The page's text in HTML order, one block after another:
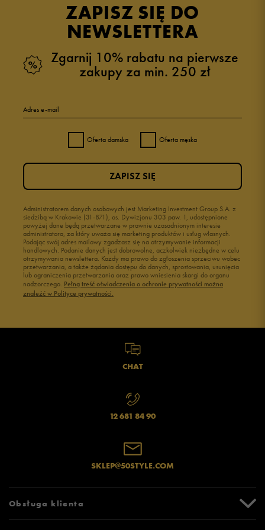
ZAPISZ SIĘ DO
NEWSLETTERA
Zgarnij 10% rabatu na pierwsze
zakupy za min. 250 zł
Adres e-mail
Oferta damska Oferta męska
Administratorem danych osobowych jest Marketing Investment Group S.A. z
siedzibą w Krakowie (31-871), os. Dywizjonu 303 paw. 1, udostępnione
powyżej dane będą przetwarzane w prawnie uzasadnionym interesie
administratora, za który uważa się marketing produktów i usług własnych.
Podając swój adres mailowy zgadzasz się na otrzymywanie informacji
handlowych. Podanie danych jest dobrowolne, aczkolwiek niezbędne w celu
otrzymywania newslettera. Każdy ma prawo do zgłoszenia sprzeciwu wobec
przetwarzania, a także żądania dostępu do danych, sprostowania, usunięcia
lub ograniczenia przetwarzania oraz prawo wniesienia skargi do organu
nadzorczego. Pełną treść oświadczenia o ochronie prywatności można
znaleźć w Polityce prywatności.
ZAPISZ SIĘ
CHAT
12 681 84 90
SKLEP@50STYLE.COM
Obsługa klienta